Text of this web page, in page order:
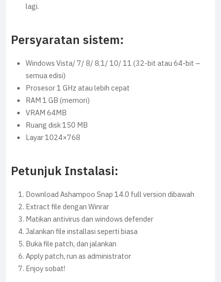
lagi.
Persyaratan sistem:
Windows Vista/ 7/ 8/ 8.1/ 10/ 11 (32-bit atau 64-bit –
semua edisi)
Prosesor 1 GHz atau lebih cepat
RAM 1 GB (memori)
VRAM 64MB
Ruang disk 150 MB
Layar 1024×768
Petunjuk Instalasi:
Download Ashampoo Snap 14.0 full version dibawah
Extract file dengan Winrar
Matikan antivirus dan windows defender
Jalankan file installasi seperti biasa
Buka file patch, dan jalankan
Apply patch, run as administrator
Enjoy sobat!